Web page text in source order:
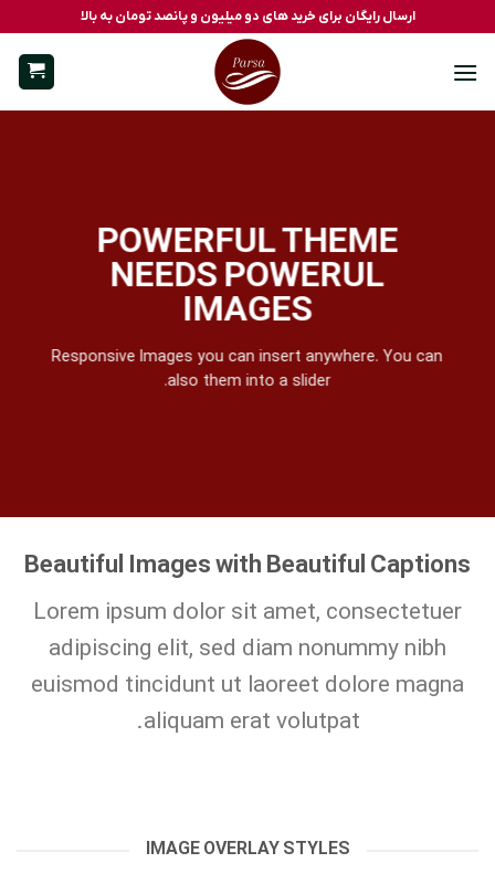
ارسال رایگان برای خرید های دو میلیون و پانصد تومان به بالا
POWERFUL THEME
NEEDS POWERUL
IMAGES
Responsive Images you can insert anywhere. You can
also them into a slider.
Beautiful Images with Beautiful Captions
Lorem ipsum dolor sit amet, consectetuer
adipiscing elit, sed diam nonummy nibh
euismod tincidunt ut laoreet dolore magna
aliquam erat volutpat.
IMAGE OVERLAY STYLES